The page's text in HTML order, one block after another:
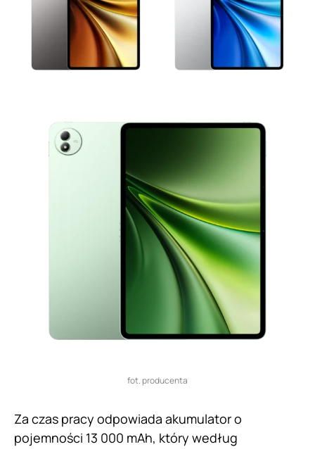
fot. producenta
Za czas pracy odpowiada akumulator o
pojemności 13 000 mAh, który według